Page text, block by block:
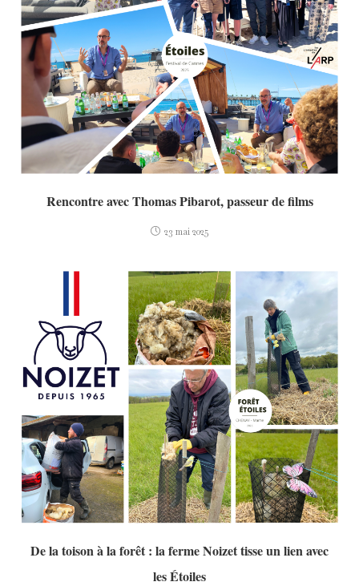
Rencontre avec Thomas Pibarot, passeur de films
23 mai 2025
De la toison à la forêt : la ferme Noizet tisse un lien avec
les Étoiles